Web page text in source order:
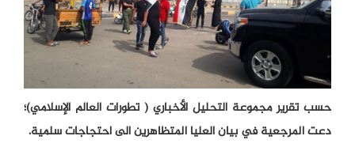
حسب تقرير مجموعة التحليل الأخباري ( تطورات العالم الإسلامي)؛
دعت المرجعية في بيان العليا المتظاهرين الى احتجاجات سلمية.